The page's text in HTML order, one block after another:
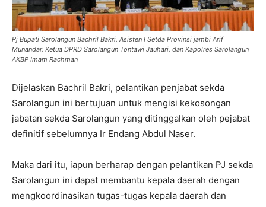
Pj Bupati Sarolangun Bachril Bakri, Asisten I Setda Provinsi jambi Arif
Munandar, Ketua DPRD Sarolangun Tontawi Jauhari, dan Kapolres Sarolangun
AKBP Imam Rachman
Dijelaskan Bachril Bakri, pelantikan penjabat sekda
Sarolangun ini bertujuan untuk mengisi kekosongan
jabatan sekda Sarolangun yang ditinggalkan oleh pejabat
definitif sebelumnya Ir Endang Abdul Naser.
Maka dari itu, iapun berharap dengan pelantikan PJ sekda
Sarolangun ini dapat membantu kepala daerah dengan
mengkoordinasikan tugas-tugas kepala daerah dan